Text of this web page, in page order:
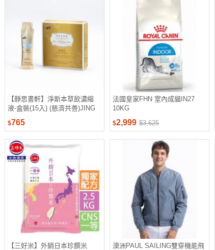
【靜思書軒】淨斯本草飲濃縮
液-盒裝(15入) (慈濟共善)JING
SI HERBAL TEA LIQUID
PACKETS
$765
法國皇家FHN 室內成貓IN27
10KG
$2,999 $3,625
【三好米】外銷日本珍饌米
澳洲PAUL SAILING雙穿機能飛